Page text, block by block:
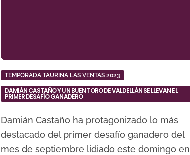
TEMPORADA TAURINA LAS VENTAS 2023
DAMIÁN CASTAÑO Y UN BUEN TORO DE VALDELLÁN SE LLEVAN EL
PRIMER DESAFÍO GANADERO
Damián Castaño ha protagonizado lo más
destacado del primer desafío ganadero del
mes de septiembre lidiado este domingo en